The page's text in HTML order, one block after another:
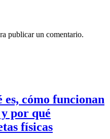
publicar un comentario.
cómo funcionan
por qué
físicas